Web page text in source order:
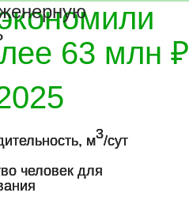
63 млн ₽
м3/сут
человек для
м3/сут
человек для
м3/сут
человек для